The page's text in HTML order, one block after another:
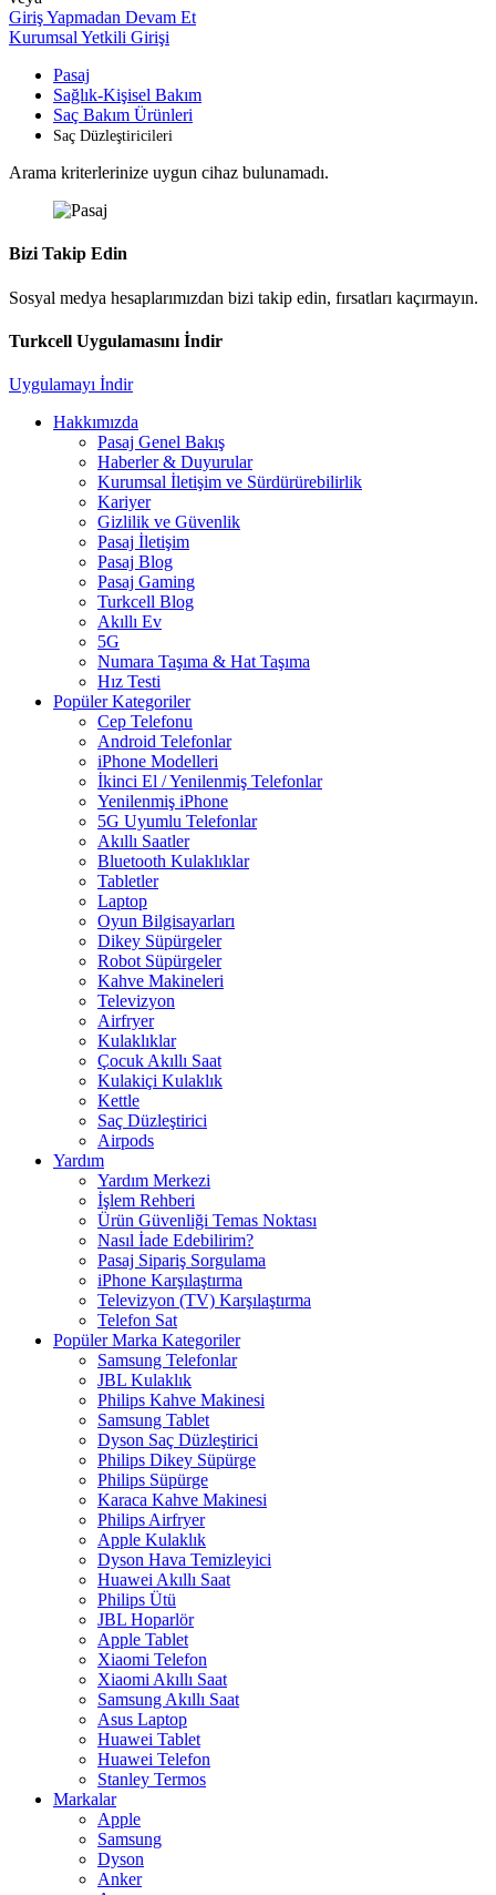
Giriş Yapmadan Devam Et
Kurumsal Yetkili Girişi
Pasaj
Sağlık-Kişisel Bakım
Saç Bakım Ürünleri
Saç Düzleştiricileri
Arama kriterlerinize uygun cihaz bulunamadı.
Bizi Takip Edin
Sosyal medya hesaplarımızdan bizi takip edin, fırsatları kaçırmayın.
Turkcell Uygulamasını İndir
Uygulamayı İndir
Hakkımızda
Pasaj Genel Bakış
Haberler & Duyurular
Kurumsal İletişim ve Sürdürürebilirlik
Kariyer
Gizlilik ve Güvenlik
Pasaj İletişim
Pasaj Blog
Pasaj Gaming
Turkcell Blog
Akıllı Ev
5G
Numara Taşıma & Hat Taşıma
Hız Testi
Popüler Kategoriler
Cep Telefonu
Android Telefonlar
iPhone Modelleri
İkinci El / Yenilenmiş Telefonlar
Yenilenmiş iPhone
5G Uyumlu Telefonlar
Akıllı Saatler
Bluetooth Kulaklıklar
Tabletler
Laptop
Oyun Bilgisayarları
Dikey Süpürgeler
Robot Süpürgeler
Kahve Makineleri
Televizyon
Airfryer
Kulaklıklar
Çocuk Akıllı Saat
Kulakiçi Kulaklık
Kettle
Saç Düzleştirici
Airpods
Yardım
Yardım Merkezi
İşlem Rehberi
Ürün Güvenliği Temas Noktası
Nasıl İade Edebilirim?
Pasaj Sipariş Sorgulama
iPhone Karşılaştırma
Televizyon (TV) Karşılaştırma
Telefon Sat
Popüler Marka Kategoriler
Samsung Telefonlar
JBL Kulaklık
Philips Kahve Makinesi
Samsung Tablet
Dyson Saç Düzleştirici
Philips Dikey Süpürge
Philips Süpürge
Karaca Kahve Makinesi
Philips Airfryer
Apple Kulaklık
Dyson Hava Temizleyici
Huawei Akıllı Saat
Philips Ütü
JBL Hoparlör
Apple Tablet
Xiaomi Telefon
Xiaomi Akıllı Saat
Samsung Akıllı Saat
Asus Laptop
Huawei Tablet
Huawei Telefon
Stanley Termos
Markalar
Apple
Samsung
Dyson
Anker